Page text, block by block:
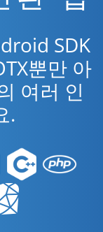
SDK
뿐만 아
여러 인
.